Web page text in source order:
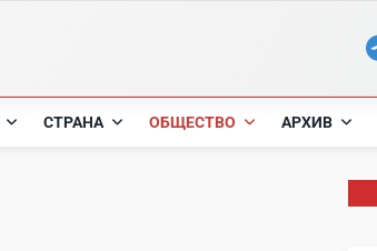
СТРАНА ОБЩЕСТВО АРХИВ